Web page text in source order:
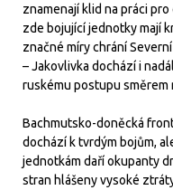
znamenají klid na práci
zde bojující jednotky mají
značné míry chrání
– Jakovlivka dochází i
ruskému postupu směrem
Bachmutsko-doněcká
dochází k tvrdým bojům,
jednotkám daří okupanty
stran hlášeny vysoké